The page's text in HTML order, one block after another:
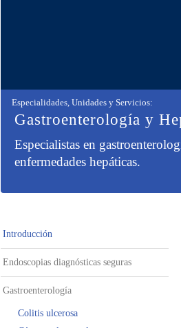
Especialidades, Unidades y Servicios:
Gastroenterología y
Especialistas en
enfermedades hepáticas.
Introducción
Endoscopias diagnósticas seguras
Gastroenterología
Colitis ulcerosa